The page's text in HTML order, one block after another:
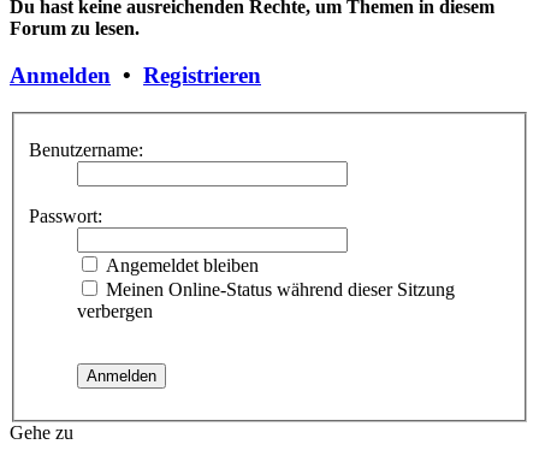
Du hast keine ausreichenden Rechte, um Themen in diesem
Forum zu lesen.
Anmelden • Registrieren
Benutzername:
Passwort:
Angemeldet bleiben
Meinen Online-Status während dieser Sitzung
verbergen
Gehe zu